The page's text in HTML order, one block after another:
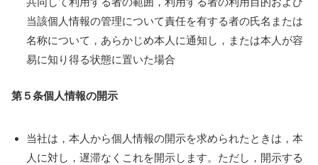
当該個人情報の管理について責任を有する者の氏名または
名称について，あらかじめ本人に通知し，または本人が容
易に知り得る状態に置いた場合
第５条個人情報の開示
当社は，本人から個人情報の開示を求められたときは，本
人に対し，遅滞なくこれを開示します。ただし，開示する